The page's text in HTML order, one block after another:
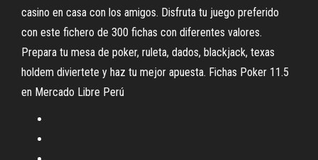
casino en casa con los amigos. Disfruta tu juego preferido
con este fichero de 300 fichas con diferentes valores.
Prepara tu mesa de poker, ruleta, dados, blackjack, texas
holdem diviertete y haz tu mejor apuesta. Fichas Poker 11.5
en Mercado Libre Perú